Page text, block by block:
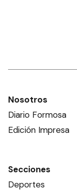
Nosotros
Diario Formosa
Edición Impresa
Secciones
Deportes